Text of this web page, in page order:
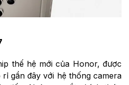
thế hệ mới của Honor, được
gần đây với hệ thống camera